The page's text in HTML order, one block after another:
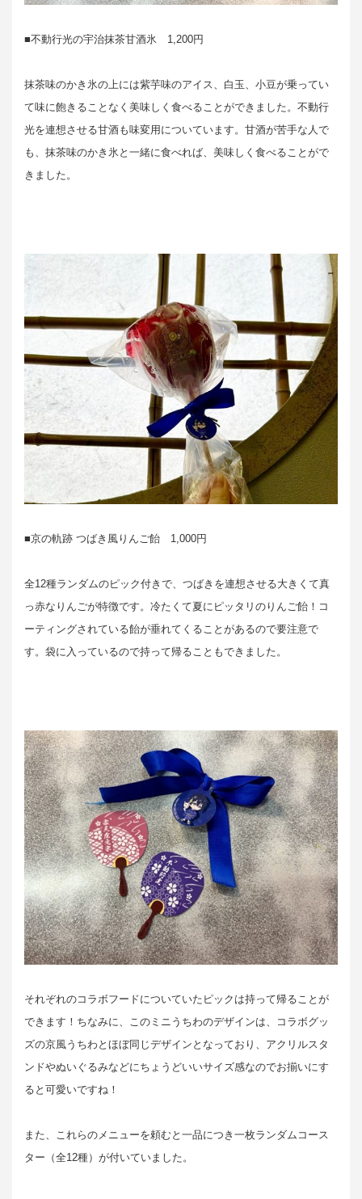
■不動行光の宇治抹茶甘酒氷 1,200円
抹茶味のかき氷の上には紫芋味のアイス、白玉、小豆が乗ってい
て味に飽きることなく美味しく食べることができました。不動行
光を連想させる甘酒も味変用についています。甘酒が苦手な人で
も、抹茶味のかき氷と一緒に食べれば、美味しく食べることがで
きました。
■京の軌跡 つばき風りんご飴 1,000円
全12種ランダムのピック付きで、つばきを連想させる大きくて真
っ赤なりんごが特徴です。冷たくて夏にピッタリのりんご飴！コ
ーティングされている飴が垂れてくることがあるので要注意で
す。袋に入っているので持って帰ることもできました。
それぞれのコラボフードについていたピックは持って帰ることが
できます！ちなみに、このミニうちわのデザインは、コラボグッ
ズの京風うちわとほぼ同じデザインとなっており、アクリルスタ
ンドやぬいぐるみなどにちょうどいいサイズ感なのでお揃いにす
ると可愛いですね！
また、これらのメニューを頼むと一品につき一枚ランダムコース
ター（全12種）が付いていました。